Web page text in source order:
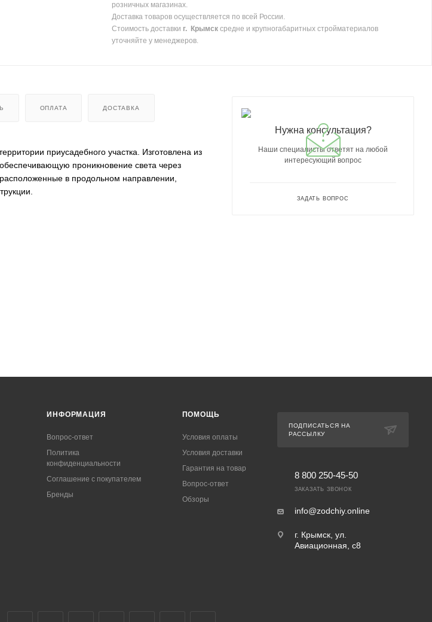
розничных магазинах.
Доставка товаров осуществляется по всей России.
Стоимость доставки г. Крымсксредне и крупногабаритных стройматериалов
уточняйте у менеджеров.
ОПЛАТА ДОСТАВКА
приусадебного участка. Изготовлена из
проникновение света через
в продольном направлении,
Нужна консультация?
Наши специалисты ответят на любой
интересующий вопрос
ЗАДАТЬ ВОПРОС
ИНФОРМАЦИЯ
Вопрос-ответ
Политика
конфиденциальности
Соглашение с покупателем
Бренды
ПОМОЩЬ
Условия оплаты
Условия доставки
Гарантия на товар
Вопрос-ответ
Обзоры
ПОДПИСАТЬСЯ НА
РАССЫЛКУ
8 800 250-45-50
ЗАКАЗАТЬ ЗВОНОК
info@zodchiy.online
г. Крымск, ул.
Авиационная, с8